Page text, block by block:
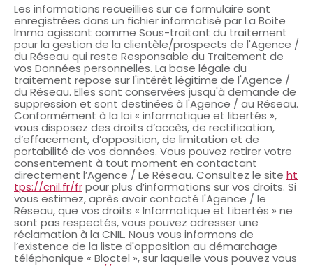
Les informations recueillies sur ce formulaire sont
enregistrées dans un fichier informatisé par La Boite
Immo agissant comme Sous-traitant du traitement
pour la gestion de la clientèle/prospects de l'Agence /
du Réseau qui reste Responsable du Traitement de
vos Données personnelles. La base légale du
traitement repose sur l'intérêt légitime de l'Agence /
du Réseau. Elles sont conservées jusqu'à demande de
suppression et sont destinées à l'Agence / au Réseau.
Conformément à la loi « informatique et libertés »,
vous disposez des droits d’accès, de rectification,
d’effacement, d’opposition, de limitation et de
portabilité de vos données. Vous pouvez retirer votre
consentement à tout moment en contactant
directement l’Agence / Le Réseau. Consultez le site ht
tps://cnil.fr/frpour plus d’informations sur vos droits. Si
vous estimez, après avoir contacté l'Agence / le
Réseau, que vos droits « Informatique et Libertés » ne
sont pas respectés, vous pouvez adresser une
réclamation à la CNIL. Nous vous informons de
l’existence de la liste d'opposition au démarchage
téléphonique « Bloctel », sur laquelle vous pouvez vous